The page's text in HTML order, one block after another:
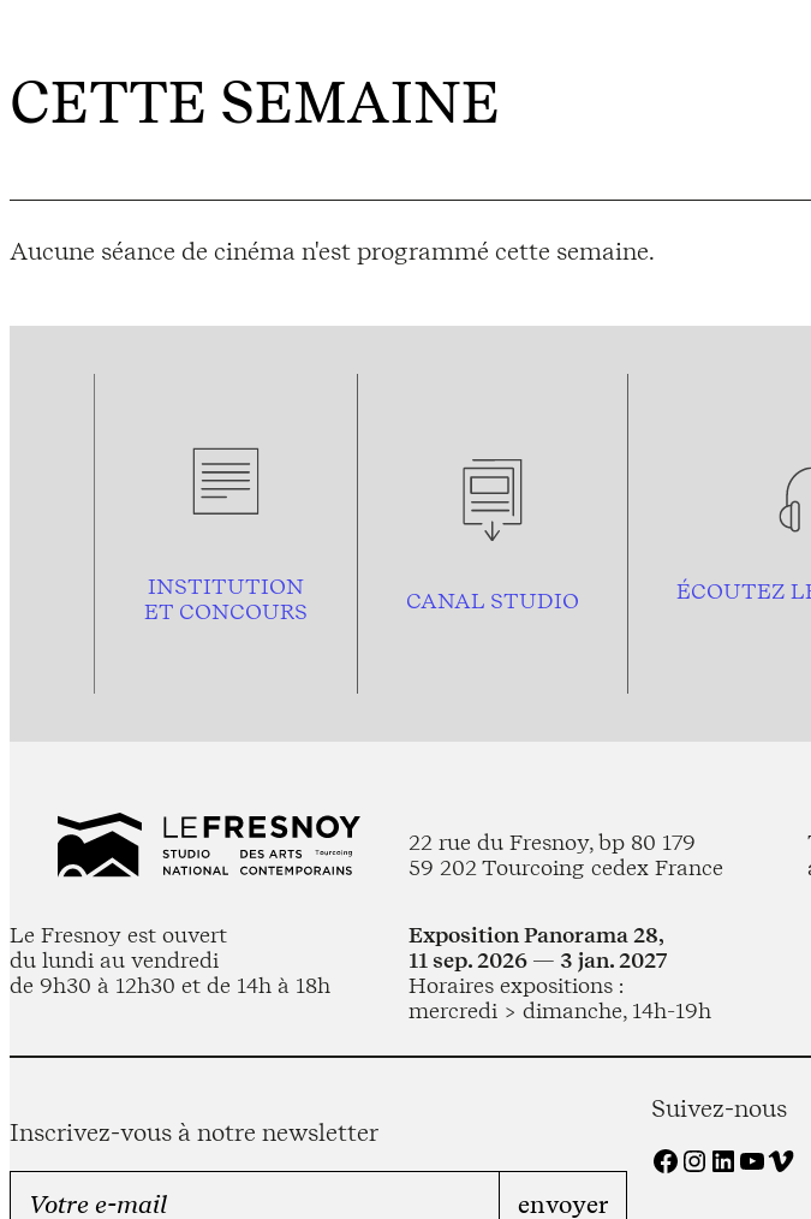
CETTE SEMAINE
Aucune séance de cinéma n'est programmé cette semaine.
INSTITUTION
ET CONCOURS
CANAL STUDIO ÉCOUTEZ
22 rue du Fresnoy, bp 80 179
59 202 Tourcoing cedex France
Le Fresnoy est ouvert
du lundi au vendredi
de 9h30 à 12h30 et de 14h à 18h
Exposition Panorama 28,
11 sep. 2026 — 3 jan. 2027
Horaires expositions :
mercredi > dimanche, 14h-19h
Inscrivez-vous à notre newsletter
Suivez-nous
Facebook Instagram LinkedIn YouTube Vimeo